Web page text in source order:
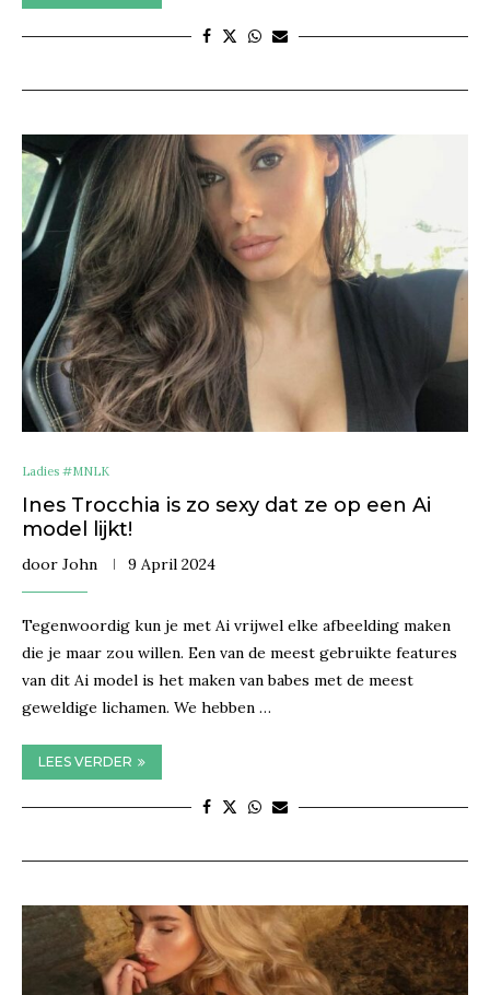
Ladies #MNLK
Ines Trocchia is zo sexy dat ze op een Ai
model lijkt!
door John 9 April 2024
Tegenwoordig kun je met Ai vrijwel elke afbeelding maken
die je maar zou willen. Een van de meest gebruikte features
van dit Ai model is het maken van babes met de meest
geweldige lichamen. We hebben …
LEES VERDER